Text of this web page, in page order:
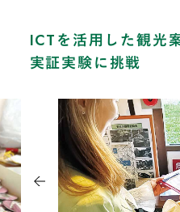
ICTを活用した観光
実証実験に挑戦